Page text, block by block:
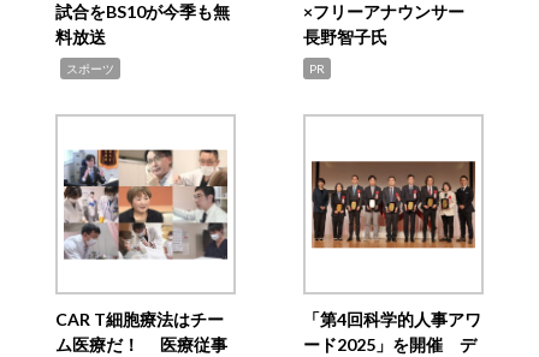
試合をBS10が今季も無
料放送
スポーツ
×フリーアナウンサー
長野智子氏
PR
CAR T細胞療法はチー
ム医療だ！ 医療従事
「第4回科学的人事アワ
ード2025」を開催 デ